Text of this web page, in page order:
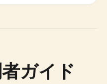
ガイド